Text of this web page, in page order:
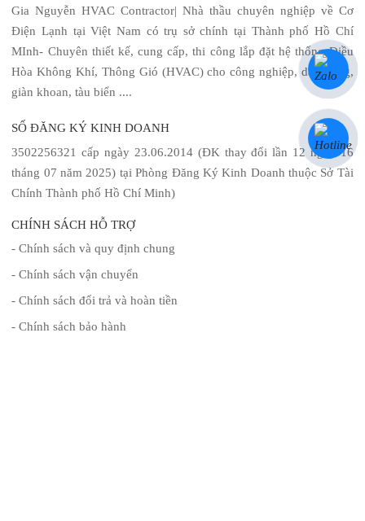
Gia Nguyễn HVAC Contractor| Nhà thầu chuyên nghiệp về Cơ
Điện Lạnh tại Việt Nam có trụ sở chính tại Thành phố Hồ Chí
MInh- Chuyên thiết kế, cung cấp, thi công lắp đặt hệ thống Điều
Hòa Không Khí, Thông Gió (HVAC) cho công nghiệp, dân dụng,
giàn khoan, tàu biển ....
SỐ ĐĂNG KÝ KINH DOANH
3502256321 cấp ngày 23.06.2014 (ĐK thay đổi lần 12 ngày 16
tháng 07 năm 2025) tại Phòng Đăng Ký Kinh Doanh thuộc Sở Tài
Chính Thành phố Hồ Chí Minh)
CHÍNH SÁCH HỖ TRỢ
- Chính sách và quy định chung
- Chính sách vận chuyển
- Chính sách đổi trả và hoàn tiền
- Chính sách bảo hành